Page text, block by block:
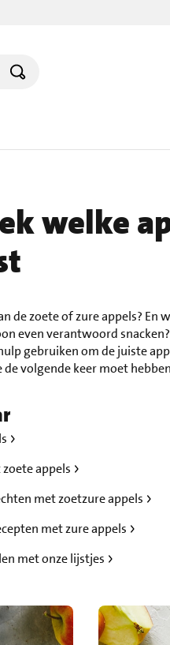
welke
de zoete of zure appels?
even verantwoord
gebruiken om de juiste
de volgende keer moet
appels
met zoetzure appels
met zure appels
met onze lijstjes